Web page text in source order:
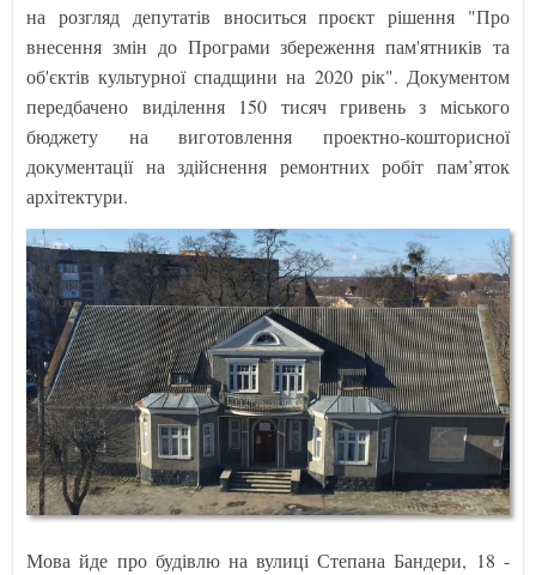
на розгляд депутатів вноситься проєкт рішення "Про
внесення змін до Програми збереження пам'ятників та
об'єктів культурної спадщини на 2020 рік". Документом
передбачено виділення 150 тисяч гривень з міського
бюджету на виготовлення проектно-кошторисної
документації на здійснення ремонтних робіт пам’яток
архітектури.
Мова йде про будівлю на вулиці Степана Бандери, 18 -